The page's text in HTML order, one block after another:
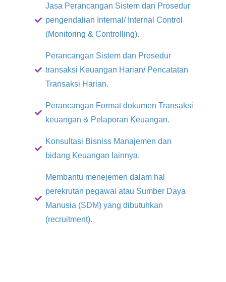
Jasa Perancangan Sistem dan Prosedur
pengendalian Internal/ Internal Control
(Monitoring & Controlling).
Perancangan Sistem dan Prosedur
transaksi Keuangan Harian/ Pencatatan
Transaksi Harian.
Perancangan Format dokumen Transaksi
keuangan & Pelaporan Keuangan.
Konsultasi Bisniss Manajemen dan
bidang Keuangan lainnya.
Membantu menejemen dalam hal
perekrutan pegawai atau Sumber Daya
Manusia (SDM) yang dibutuhkan
(recruitment).